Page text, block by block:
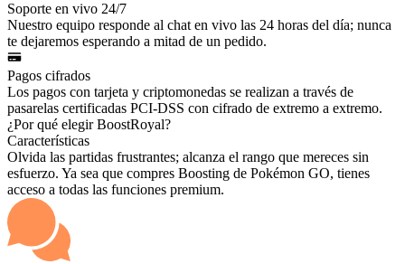
Soporte en vivo 24/7
Nuestro equipo responde al chat en vivo las 24 horas del día; nunca
te dejaremos esperando a mitad de un pedido.
Pagos cifrados
Los pagos con tarjeta y criptomonedas se realizan a través de
pasarelas certificadas PCI-DSS con cifrado de extremo a extremo.
¿Por qué elegir BoostRoyal?
Características
Olvida las partidas frustrantes; alcanza el rango que mereces sin
esfuerzo. Ya sea que compres Boosting de Pokémon GO, tienes
acceso a todas las funciones premium.